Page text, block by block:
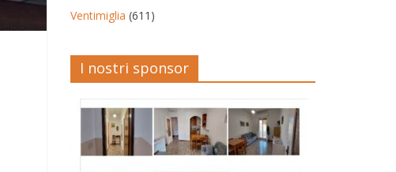
Ventimiglia (611)
I nostri sponsor